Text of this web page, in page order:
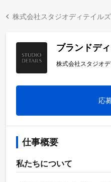
株式会社スタジオディテイル
ブランドデ
株式会社スタジオ
応
仕事概要
私たちについて